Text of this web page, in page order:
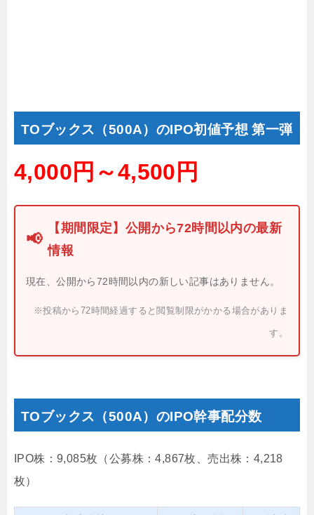
TOブックス（500A）のIPO初値予想 第一弾
4,000円～4,500円
📢
【期間限定】公開から72時間以内の最新
情報
現在、公開から72時間以内の新しい記事はありません。
※投稿から72時間経過すると閲覧制限がかかる場合がありま
す。
TOブックス（500A）のIPO幹事配分数
IPO株：9,085枚（公募株：4,867枚、売出株：4,218
枚）